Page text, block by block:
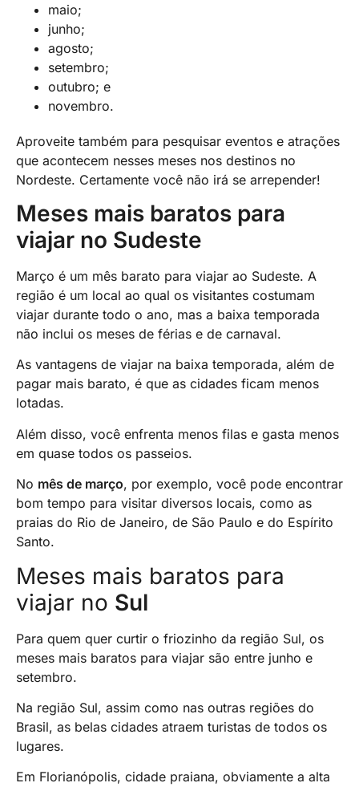
maio;
junho;
agosto;
setembro;
outubro; e
novembro.
Aproveite também para pesquisar eventos e atrações
que acontecem nesses meses nos destinos no
Nordeste. Certamente você não irá se arrepender!
Meses mais baratos para
viajar no Sudeste
Março é um mês barato para viajar ao Sudeste. A
região é um local ao qual os visitantes costumam
viajar durante todo o ano, mas a baixa temporada
não inclui os meses de férias e de carnaval.
As vantagens de viajar na baixa temporada, além de
pagar mais barato, é que as cidades ficam menos
lotadas.
Além disso, você enfrenta menos filas e gasta menos
em quase todos os passeios.
No mês de março, por exemplo, você pode encontrar
bom tempo para visitar diversos locais, como as
praias do Rio de Janeiro, de São Paulo e do Espírito
Santo.
Meses mais baratos para
viajar no Sul
Para quem quer curtir o friozinho da região Sul, os
meses mais baratos para viajar são entre junho e
setembro.
Na região Sul, assim como nas outras regiões do
Brasil, as belas cidades atraem turistas de todos os
lugares.
Em Florianópolis, cidade praiana, obviamente a alta